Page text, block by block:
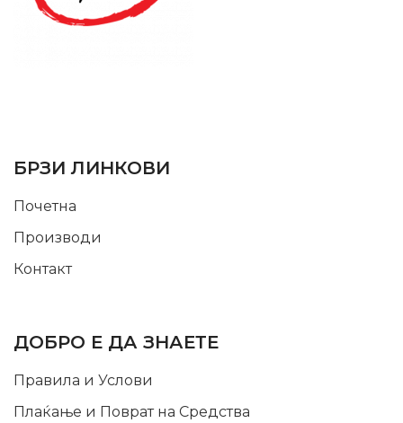
БРЗИ ЛИНКОВИ
Почетна
Производи
Контакт
ДОБРО Е ДА ЗНАЕТЕ
Правила и Услови
Плаќање и Поврат на Средства